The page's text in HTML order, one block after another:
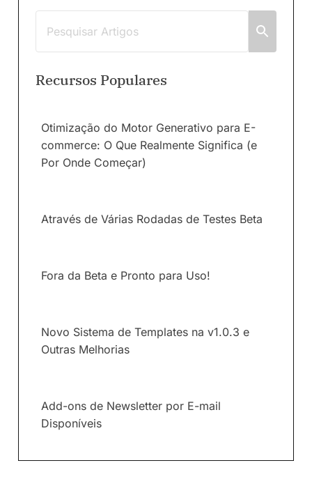
Recursos Populares
Otimização do Motor Generativo para E-
commerce: O Que Realmente Significa (e
Por Onde Começar)
Através de Várias Rodadas de Testes Beta
Fora da Beta e Pronto para Uso!
Novo Sistema de Templates na v1.0.3 e
Outras Melhorias
Add-ons de Newsletter por E-mail
Disponíveis